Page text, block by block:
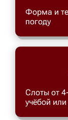
Форма и
погоду
Слоты от
учёбой